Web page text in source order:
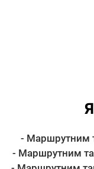
- Маршрутним
- Маршрутним